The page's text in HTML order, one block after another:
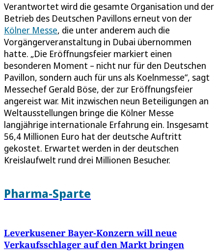
Verantwortet wird die gesamte Organisation und der
Betrieb des Deutschen Pavillons erneut von der
Kölner Messe, die unter anderem auch die
Vorgängerveranstaltung in Dubai übernommen
hatte. „Die Eröffnungsfeier markiert einen
besonderen Moment – nicht nur für den Deutschen
Pavillon, sondern auch für uns als Koelnmesse“, sagt
Messechef Gerald Böse, der zur Eröffnungsfeier
angereist war. Mit inzwischen neun Beteiligungen an
Weltausstellungen bringe die Kölner Messe
langjährige internationale Erfahrung ein. Insgesamt
56,4 Millionen Euro hat der deutsche Auftritt
gekostet. Erwartet werden in der deutschen
Kreislaufwelt rund drei Millionen Besucher.
Pharma-Sparte
Leverkusener Bayer-Konzern will neue
Verkaufsschlager auf den Markt bringen